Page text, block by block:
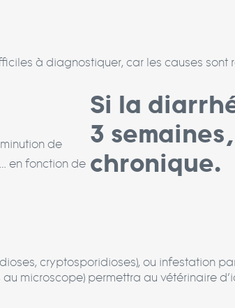
à diagnostiquer, car les causes sont
de
en fonction de
Si la
3
chronique.
cryptosporidioses), ou infestation
microscope) permettra au vétérinaire